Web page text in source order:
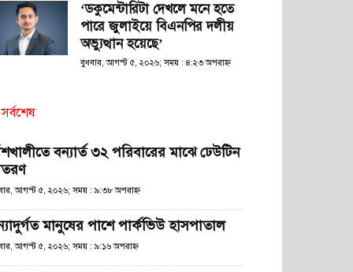
‘ডকুমেন্টারিটা দেখলে মনে হতে
পারে জুলাইয়ে বিএনপির দলীয়
অভ্যুত্থান হয়েছে’
বুধবার, আগস্ট ৫, ২০২৬; সময় : ৪:২৩ অপরাহ্ণ
সর্বশেষ
বন্যার্ত ৩২ পরিবারের মাঝে ঢেউটিন
আগস্ট ৫, ২০২৬; সময় : ৯:৩৮ অপরাহ্ণ
মানুষের পাশে পার্কভিউ হাসপাতাল
আগস্ট ৫, ২০২৬; সময় : ৯:১৬ অপরাহ্ণ